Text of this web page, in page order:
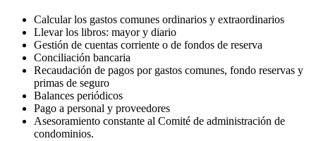
Calcular los gastos comunes ordinarios y extraordinarios
Llevar los libros: mayor y diario
Gestión de cuentas corriente o de fondos de reserva
Conciliación bancaria
Recaudación de pagos por gastos comunes, fondo reservas y
primas de seguro
Balances periódicos
Pago a personal y proveedores
Asesoramiento constante al Comité de administración de
condominios.